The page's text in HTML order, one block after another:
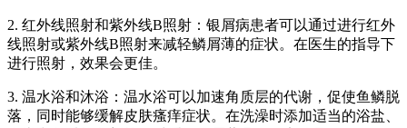
2. 红外线照射和紫外线B照射：银屑病患者可以通过进行红外
线照射或紫外线B照射来减轻鳞屑薄的症状。在医生的指导下
进行照射，效果会更佳。
3. 温水浴和沐浴：温水浴可以加速角质层的代谢，促使鱼鳞脱
落，同时能够缓解皮肤瘙痒症状。在洗澡时添加适当的浴盐、